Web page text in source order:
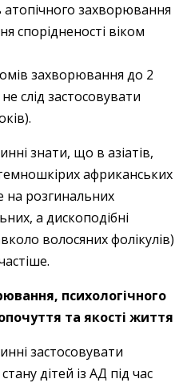
атопічного захворювання
спорідненості віком
захворювання до 2
слід застосовувати
знати, що в азіатів,
африканських
на розгинальних
а дископодібні
волосяних фолікулів)
психологічного
та якості життя
застосовувати
дітей із АД під час